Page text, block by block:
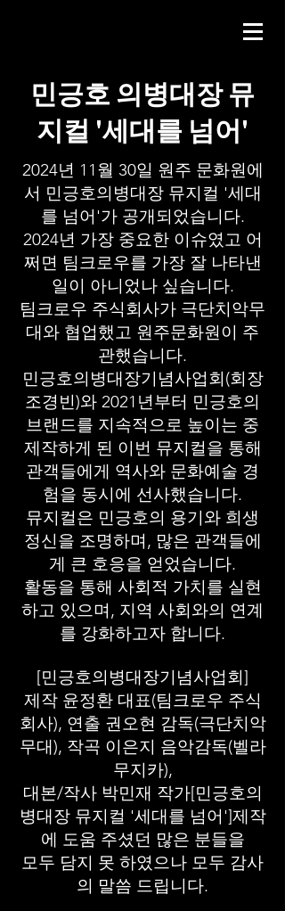
민긍호 의병대장 뮤
지컬 '세대를 넘어'
2024년 11월 30일 원주 문화원에
서 민긍호의병대장 뮤지컬 '세대
를 넘어'가 공개되었습니다.
2024년 가장 중요한 이슈였고 어
쩌면 팀크로우를 가장 잘 나타낸
일이 아니었나 싶습니다.
팀크로우 주식회사가 극단치악무
대와 협업했고 원주문화원이 주
관했습니다.
민긍호의병대장기념사업회(회장
조경빈)와 2021년부터 민긍호의
브랜드를 지속적으로 높이는 중
제작하게 된 이번 뮤지컬을 통해
관객들에게 역사와 문화예술 경
험을 동시에 선사했습니다.
뮤지컬은 민긍호의 용기와 희생
정신을 조명하며, 많은 관객들에
게 큰 호응을 얻었습니다.
활동을 통해 사회적 가치를 실현
하고 있으며, 지역 사회와의 연계
를 강화하고자 합니다.
[민긍호의병대장기념사업회]
제작 윤정환 대표(팀크로우 주식
회사), 연출 권오현 감독(극단치악
무대), 작곡 이은지 음악감독(벨라
무지카),
대본/작사 박민재 작가[민긍호의
병대장 뮤지컬 '세대를 넘어']제작
에 도움 주셨던 많은 분들을
모두 담지 못 하였으나 모두 감사
의 말씀 드립니다.